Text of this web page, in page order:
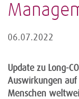
06.07.2022
Update zu Long-
Auswirkungen auf
Menschen